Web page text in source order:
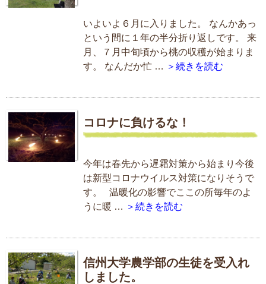
いよいよ６月に入りました。 なんかあっ
という間に１年の半分折り返しです。 来
月、７月中旬頃から桃の収穫が始まりま
す。 なんだか忙 … ＞続きを読む
コロナに負けるな！
今年は春先から遅霜対策から始まり今後
は新型コロナウイルス対策になりそうで
す。 温暖化の影響でここの所毎年のよ
うに暖 … ＞続きを読む
信州大学農学部の生徒を受入れ
しました。